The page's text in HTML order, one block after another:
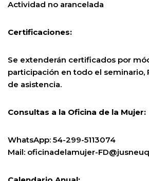
Actividad no arancelada
Certificaciones:
Se extenderán certificados por
participación en todo el seminario,
de asistencia.
Consultas a la Oficina de la Mujer:
WhatsApp: 54-299-5113074
Mail: oficinadelamujer-